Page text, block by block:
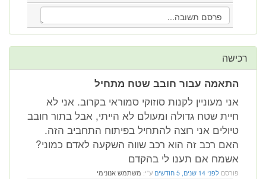
רכישה
התאמה עבור חובב שטח מתחיל
אני מעוניין לקנות סוזוקי סמוראי בקרוב. אני לא
חיית שטח גדולה ומעולם לא הייתי, אבל בתור חובב
טיולים אני רוצה להתחיל בפיתוח התחביב הזה.
האם רכב זה הוא רכב שווה השקעה לאדם כמוני?
אשמח אם תענו לי בהקדם
פורסם לפני 14 שנים, 5 חודשים ע"י: משתמש אנונימי